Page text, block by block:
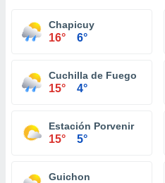
Chapicuy
16° 6°
Cuchilla de Fuego
15° 4°
Estación Porvenir
15° 5°
Guichon